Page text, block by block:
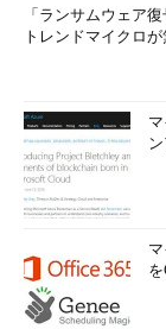
「ランサムウェア復
トレンドマイクロ